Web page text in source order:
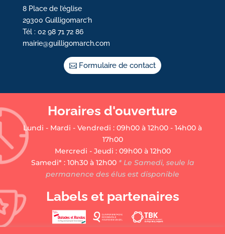
8 Place de l’église
29300 Guilligomarc’h
Tél : 02 98 71 72 86
mairie@guilligomarch.com
Formulaire de contact
Horaires d'ouverture
Lundi - Mardi - Vendredi : 09h00 à 12h00 - 14h00 à
17h00
Mercredi - Jeudi : 09h00 à 12h00
Samedi* : 10h30 à 12h00* Le Samedi, seule la
permanence des élus est disponible
Labels et partenaires